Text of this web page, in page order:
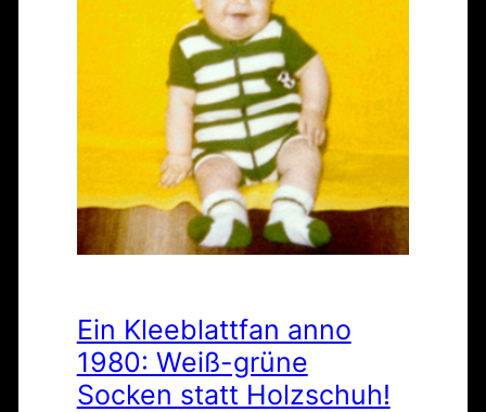
Ein Kleeblattfan anno
1980: Weiß-grüne
Socken statt Holzschuh!